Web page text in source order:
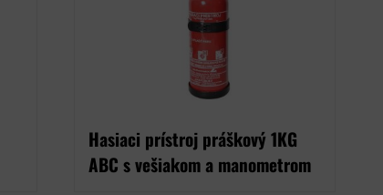
Hasiaci prístroj práškový 1KG
ABC s vešiakom a manometrom